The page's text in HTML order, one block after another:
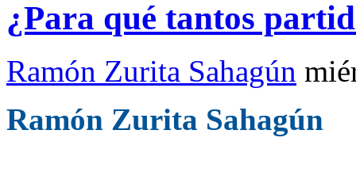
¿Para qué tantos
Ramón Zurita Sahagún
Ramón Zurita Sahagún